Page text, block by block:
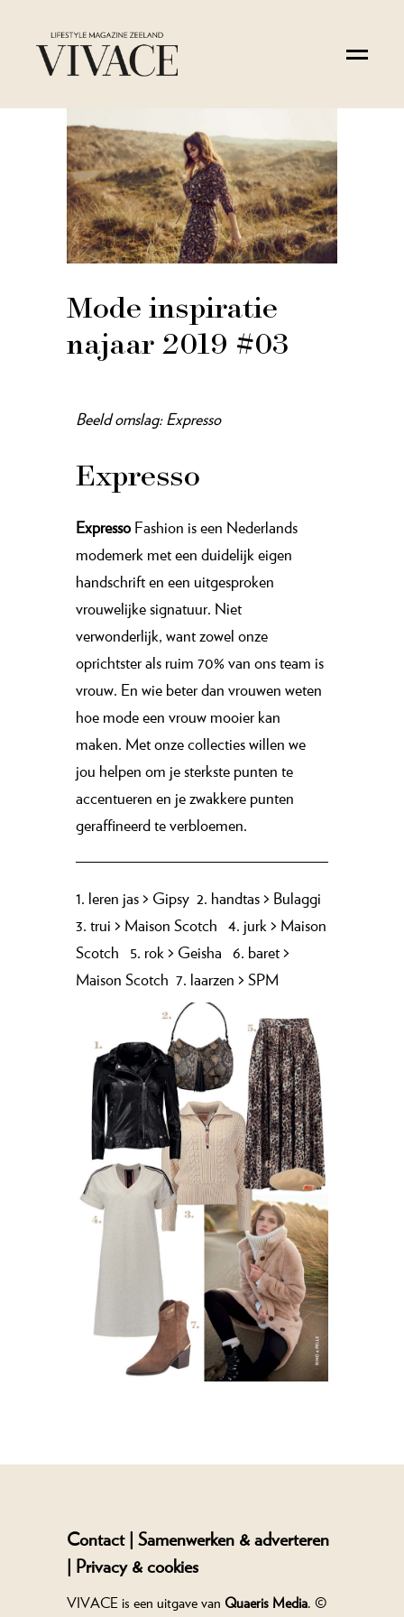
Mode inspiratie
najaar 2019 #03
Beeld omslag: Expresso
Expresso
ExpressoFashion is een Nederlands
modemerk met een duidelijk eigen
handschrift en een uitgesproken
vrouwelijke signatuur. Niet
verwonderlijk, want zowel onze
oprichtster als ruim 70% van ons team is
vrouw. En wie beter dan vrouwen weten
hoe mode een vrouw mooier kan
maken. Met onze collecties willen we
jou helpen om je sterkste punten te
accentueren en je zwakkere punten
geraffineerd te verbloemen.
1. leren jas> Gipsy 2. handtas> Bulaggi
3. trui > Maison Scotch 4. jurk> Maison
Scotch
5. rok> Geisha 6. baret>
Maison Scotch 7. laarzen >SPM
Contact | Samenwerken & adverteren
| Privacy & cookies
VIVACE is een uitgave van Quaeris Media. ©